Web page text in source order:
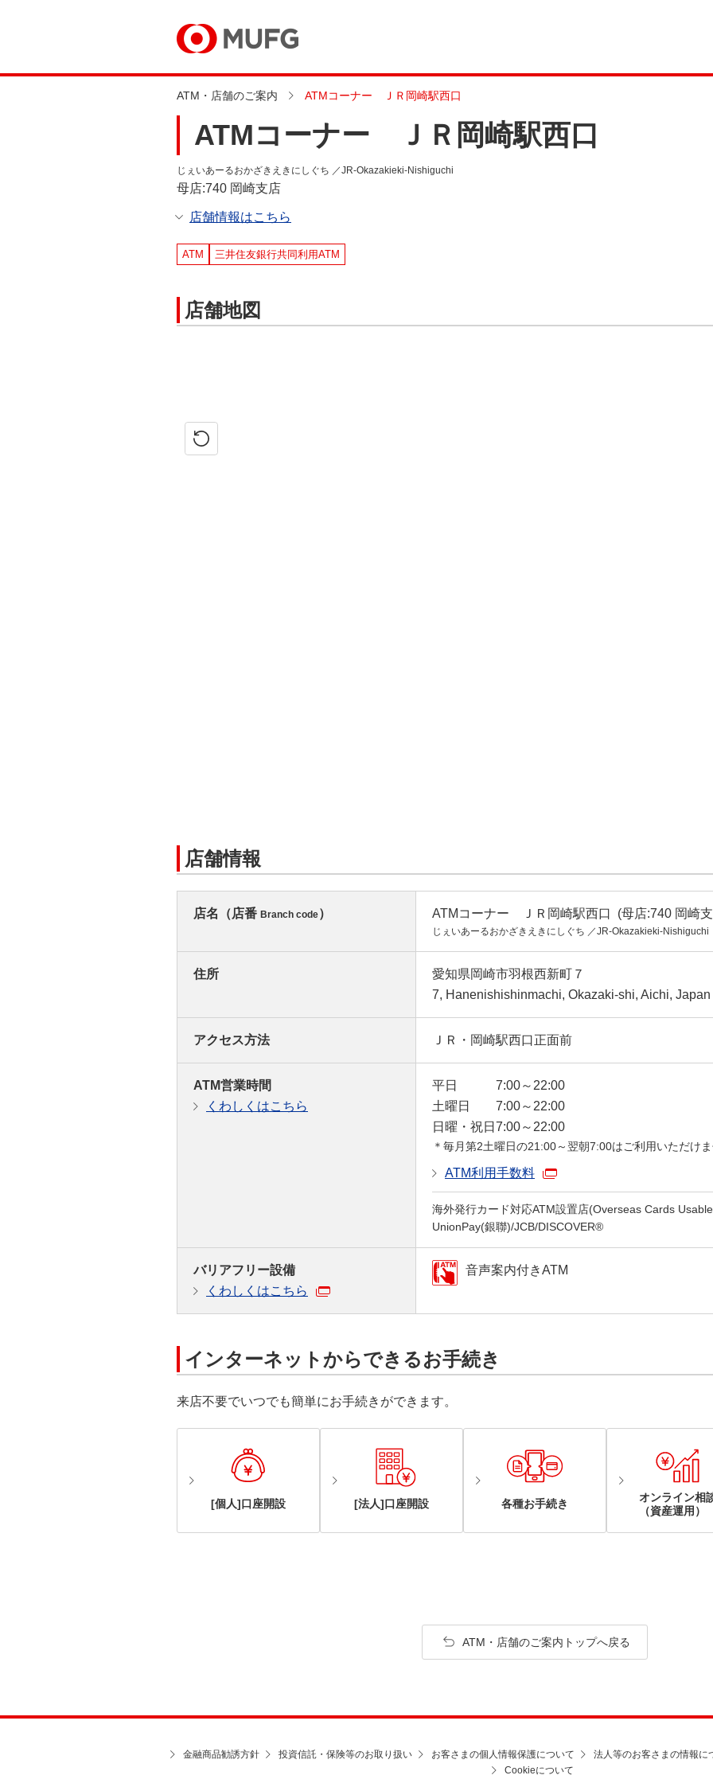
ATM・店舗のご案内 ATMコーナー ＪＲ岡崎駅西口
ATMコーナー ＪＲ岡崎駅西口
じぇいあーるおかざきえきにしぐち ／JR-Okazakieki-Nishiguchi
母店:740 岡崎支店
店舗情報はこちら
ATM 三井住友銀行共同利用ATM
店舗地図
店舗情報
店名（店番 Branch code） ATMコーナー ＪＲ岡崎駅西口 (母店:740 岡崎
じぇいあーるおかざきえきにしぐち ／JR-Okazakieki-Nishiguchi
住所
愛知県岡崎市羽根西新町７
7, Hanenishishinmachi, Okazaki-shi, Aichi, Japan
アクセス方法 ＪＲ・岡崎駅西口正面前
ATM営業時間
くわしくはこちら
平日
7:00～22:00
土曜日
7:00～22:00
日曜・祝日 7:00～22:00
＊毎月第2土曜日の21:00～翌朝7:00はご利用いただけま
ATM利用手数料
海外発行カード対応ATM設置店(Overseas Cards
UnionPay(銀聯)/JCB/DISCOVER®
バリアフリー設備
くわしくはこちら
音声案内付きATM
インターネットからできるお手続き
来店不要でいつでも簡単にお手続きができます。
[個人]口座開設 [法人]口座開設 各種お手続き
オンライン相
（資産運用）
ATM・店舗のご案内トップへ戻る
金融商品勧誘方針 投資信託・保険等のお取り扱い お客さまの個人情報保護について 法人等のお客さまの情報に
Cookieについて